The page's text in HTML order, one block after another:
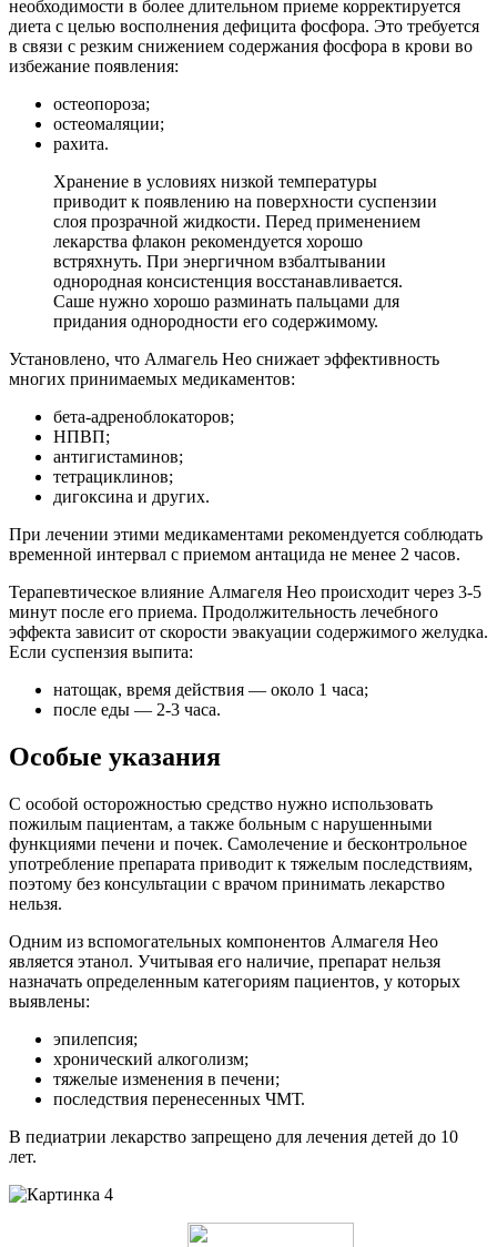
необходимости в более длительном приеме корректируется
диета с целью восполнения дефицита фосфора. Это требуется
в связи с резким снижением содержания фосфора в крови во
избежание появления:
остеопороза;
остеомаляции;
рахита.
Хранение в условиях низкой температуры
приводит к появлению на поверхности суспензии
слоя прозрачной жидкости. Перед применением
лекарства флакон рекомендуется хорошо
встряхнуть. При энергичном взбалтывании
однородная консистенция восстанавливается.
Саше нужно хорошо разминать пальцами для
придания однородности его содержимому.
Установлено, что Алмагель Нео снижает эффективность
многих принимаемых медикаментов:
бета-адреноблокаторов;
НПВП;
антигистаминов;
тетрациклинов;
дигоксина и других.
При лечении этими медикаментами рекомендуется соблюдать
временной интервал с приемом антацида не менее 2 часов.
Терапевтическое влияние Алмагеля Нео происходит через 3-5
минут после его приема. Продолжительность лечебного
эффекта зависит от скорости эвакуации содержимого желудка.
Если суспензия выпита:
натощак, время действия — около 1 часа;
после еды — 2-3 часа.
Особые указания
С особой осторожностью средство нужно использовать
пожилым пациентам, а также больным с нарушенными
функциями печени и почек. Самолечение и бесконтрольное
употребление препарата приводит к тяжелым последствиям,
поэтому без консультации с врачом принимать лекарство
нельзя.
Одним из вспомогательных компонентов Алмагеля Нео
является этанол. Учитывая его наличие, препарат нельзя
назначать определенным категориям пациентов, у которых
выявлены:
эпилепсия;
хронический алкоголизм;
тяжелые изменения в печени;
последствия перенесенных ЧМТ.
В педиатрии лекарство запрещено для лечения детей до 10
лет.